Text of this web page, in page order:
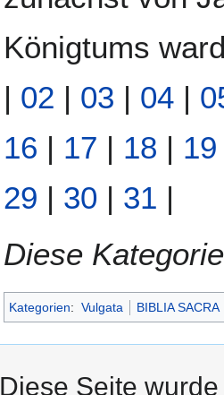
Königtums
| 02 | 03 | 04 |
16 | 17 | 18 | 19
29 | 30 | 31 |
Diese
Kategorien: Vulgata BIBLIA SACRA
Diese Seite